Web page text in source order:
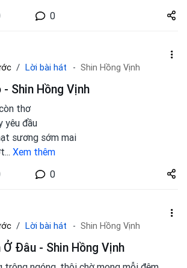
0
Share
zuto.vn
Lời bài hát Shin Hồng Vịnh
- Shin Hồng Vịnh
thơ
yêu đầu
sương sớm mai
... Xem thêm
0
Share
zuto.vn
Lời bài hát Shin Hồng Vịnh
Ở Đâu - Shin Hồng Vịnh